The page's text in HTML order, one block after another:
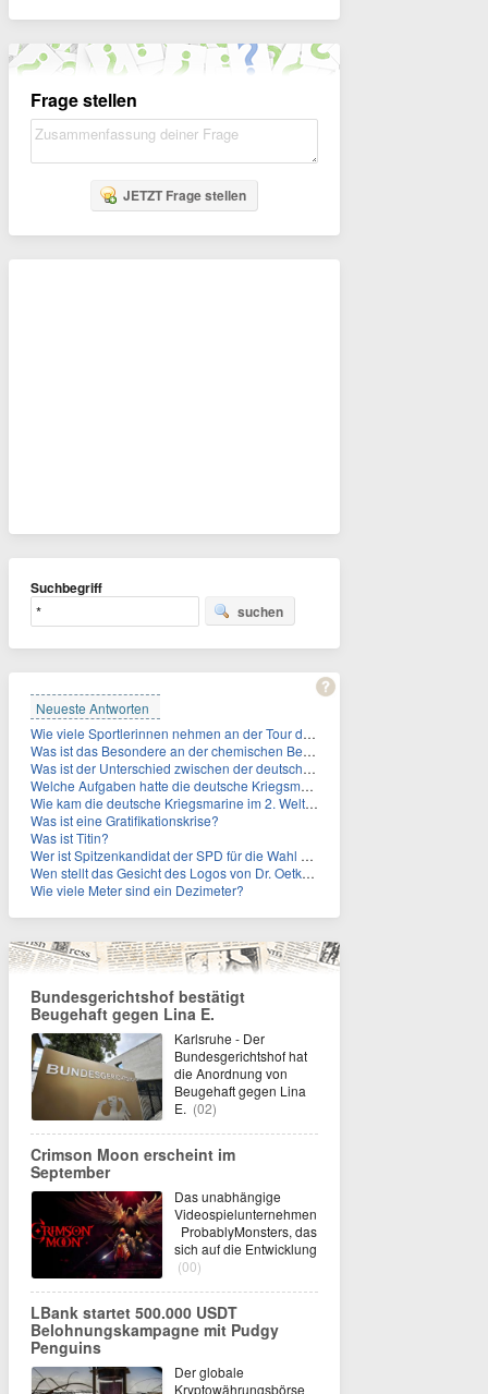
Frage stellen
JETZT Frage stellen
Suchbegriff
suchen
Neueste Antworten
Wie viele Sportlerinnen nehmen an der Tour de Femmes teil?
Was ist das Besondere an der chemischen Bezeichnung für Titin?
Was ist der Unterschied zwischen der deutschen Kriegsmarine im 2. Weltkrieg und der Naziflotte?
Welche Aufgaben hatte die deutsche Kriegsmarine im 2. Weltkrieg im Schwarzen Meer?
Wie kam die deutsche Kriegsmarine im 2. Weltkrieg ins Schwarze Meer?
Was ist eine Gratifikationskrise?
Was ist Titin?
Wer ist Spitzenkandidat der SPD für die Wahl zum Berliner Abgeordnetenhaus im September 2026?
Wen stellt das Gesicht des Logos von Dr. Oetker dar?
Wie viele Meter sind ein Dezimeter?
Bundesgerichtshof bestätigt
Beugehaft gegen Lina E.
Karlsruhe - Der
Bundesgerichtshof hat
die Anordnung von
Beugehaft gegen Lina
E. (02)
Crimson Moon erscheint im
September
Das unabhängige
Videospielunternehmen
ProbablyMonsters, das
sich auf die Entwicklung
(00)
LBank startet 500.000 USDT
Belohnungskampagne mit Pudgy
Penguins
Der globale
Kryptowährungsbörse